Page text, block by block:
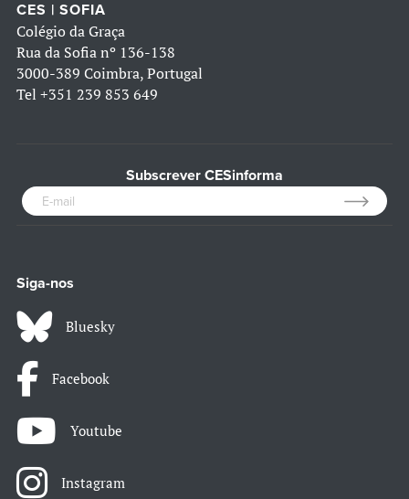
CES | SOFIA
Colégio da Graça
Rua da Sofia nº 136-138
3000-389 Coimbra, Portugal
Tel +351 239 853 649
Subscrever CESinforma
Siga-nos
Bluesky
Facebook
Youtube
Instagram